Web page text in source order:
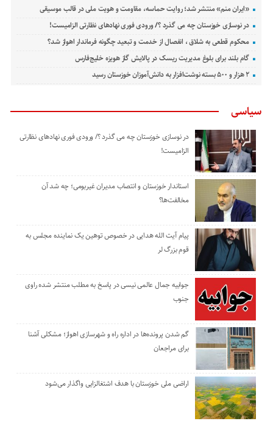
«ایران منم» منتشر شد؛ روایت حماسه، مقاومت و هویت ملی در قالب موسیقی
در نوسازی خوزستان چه می گذرد ؟/ ورودی فوری نهادهای نظارتی الزامیست!
محکوم قطعی به شلاق ، انفصال از خدمت و تبعید چگونه فرماندار اهواز شد؟
گام بلند برای بلوغ مدیریت ریسک در پالایش گاز هویزه خلیج‌فارس
۲ هزار و ۵۰۰ بسته نوشت‌افزار به دانش‌آموزان خوزستان رسید
سیاسی
در نوسازی خوزستان چه می گذرد ؟/ ورودی فوری نهادهای نظارتی
الزامیست!
استاندار خوزستان و انتصاب مدیران غیربومی؛ چه شد آن
مخالفت‌ها؟
پیام آیت الله هدایی در خصوص توهین یک نماینده مجلس به
قوم بزرگ لر
جوابیه جمال عالمی نیسی در پاسخ به مطلب منتشر شده راوی
جنوب
گم شدن پرونده‌ها در اداره راه و شهرسازی اهواز؛ مشکلی آشنا
برای مراجعان
اراضی ملی خوزستان با هدف اشتغالزایی واگذار می‌شود